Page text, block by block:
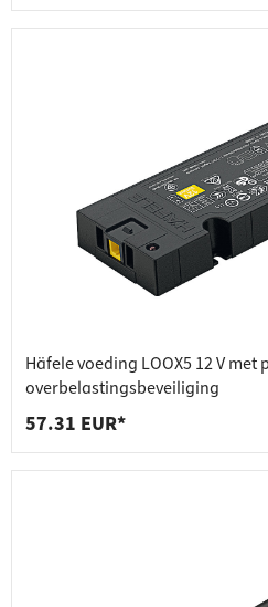
Häfele voeding LOOX5 12 V
overbelastingsbeveiliging
57.31 EUR*